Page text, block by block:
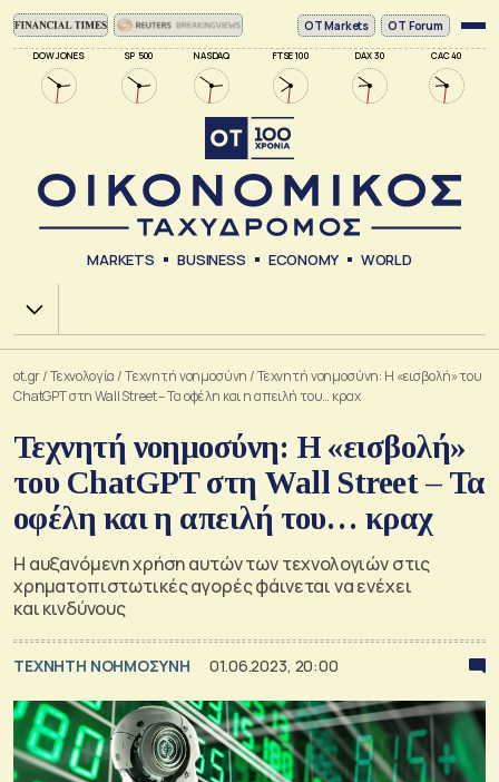
DOW JONES SP 500 NASDAQ FTSE 100 DAX 30 CAC 40
ΟΤ Markets OT Forum
MARKETS BUSINESS ECONOMY WORLD
Χ.Α.
ot.gr/Τεχνολογία /Tεχνητή νοημοσύνη /Τεχνητή νοημοσύνη: Η «εισβολή» του
ChatGPT στη Wall Street – Τα οφέλη και η απειλή του… κραχ
Τεχνητή νοημοσύνη: Η «εισβολή»
του ChatGPT στη Wall Street – Τα
οφέλη και η απειλή του… κραχ
Η αυξανόμενη χρήση αυτών των τεχνολογιών στις
χρηματοπιστωτικές αγορές φάινεται να ενέχει
και κινδύνους
TΕΧΝΗΤΗ ΝΟΗΜΟΣΥΝΗ 01.06.2023, 20:00